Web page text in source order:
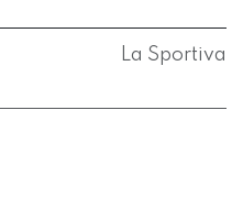
La Sportiva